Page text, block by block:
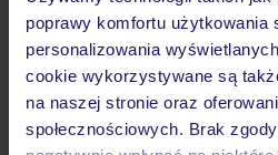
poprawy komfortu użytkowania
personalizowania
cookie wykorzystywane są
na naszej stronie oraz
społecznościowych. Brak
Opinie